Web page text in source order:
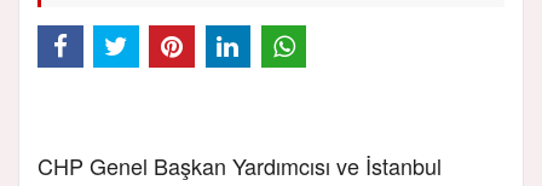
CHP Genel Başkan Yardımcısı ve İstanbul